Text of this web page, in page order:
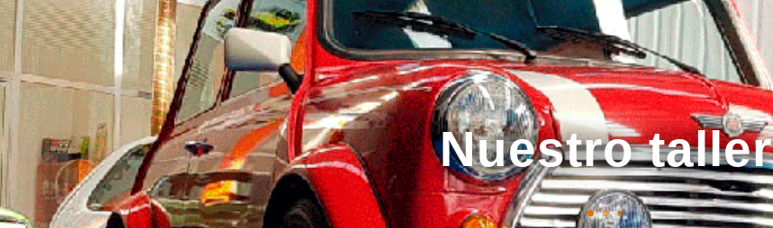
Nuestro taller